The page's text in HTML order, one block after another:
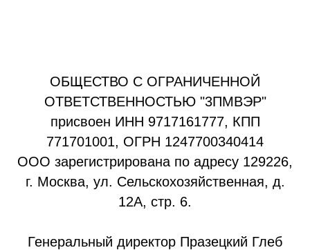
ОБЩЕСТВО С ОГРАНИЧЕННОЙ
ОТВЕТСТВЕННОСТЬЮ "3ПМВЭР"
присвоен ИНН 9717161777, КПП
771701001, ОГРН 1247700340414
ООО зарегистрирована по адресу 129226,
г. Москва, ул. Сельскохозяйственная, д.
12А, стр. 6.
Генеральный директор Празецкий Глеб